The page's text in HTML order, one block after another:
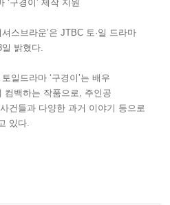
구경이’ 제작 지원
스브라운’은 JTBC 토·일 드라마
일 밝혔다.
일드라마 ‘구경이’는 배우
컴백하는 작품으로, 주인공
건들과 다양한 과거 이야기 등으로
있다.